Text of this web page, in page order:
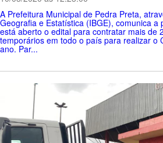
A Prefeitura Municipal de Pedra Preta,
Geografia e Estatística (IBGE), comunica a
está aberto o edital para contratar mais de
temporários em todo o país para realizar o
ano. Par...